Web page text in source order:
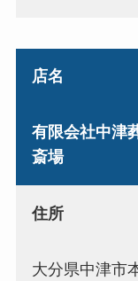
店名
有限会社中津
斎場
住所
大分県中津市